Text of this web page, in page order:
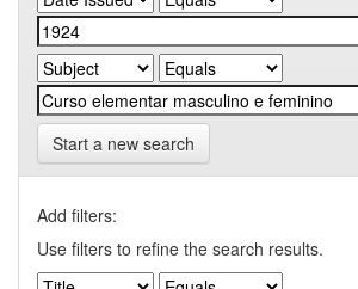
Start a new search
Add filters:
Use filters to refine the search results.